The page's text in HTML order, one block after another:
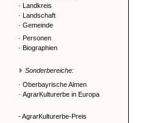
· Landkreis
· Landschaft
· Gemeinde
· Personen
· Biographien
Sonderbereiche:
· Oberbayrische Almen
· AgrarKulturerbe in Europa
- AgrarKulturerbe-Preis